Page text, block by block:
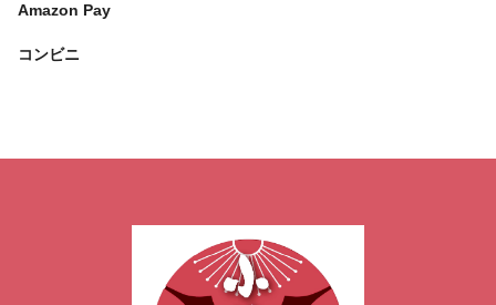
Amazon Pay
コンビニ